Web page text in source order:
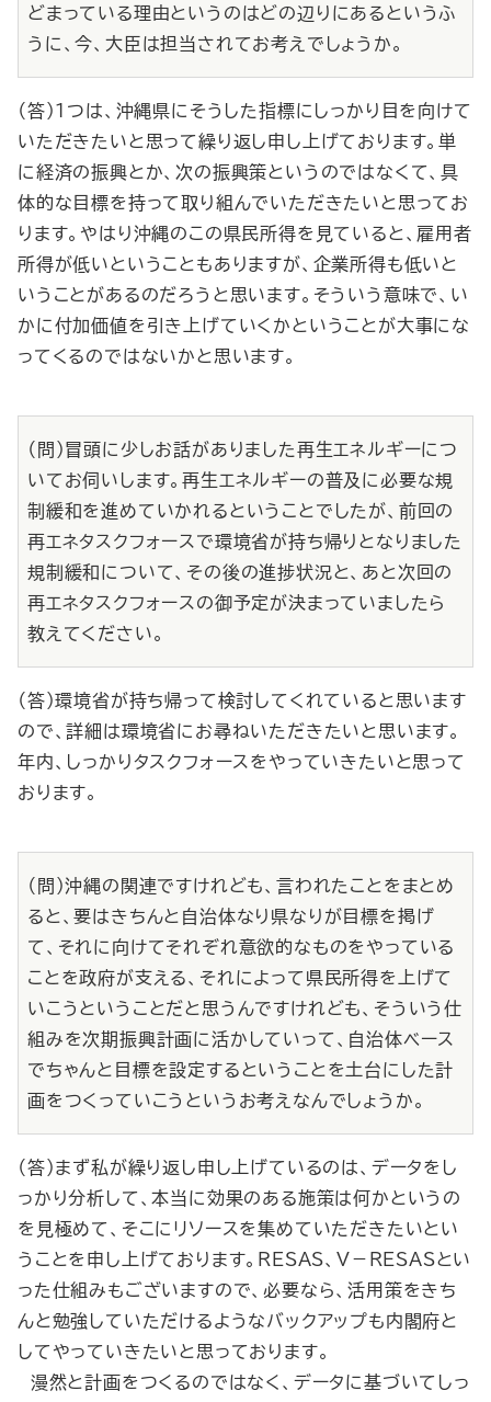
どまっている理由というのはどの辺りにあるというふ
うに、今、大臣は担当されてお考えでしょうか。
（答）１つは、沖縄県にそうした指標にしっかり目を向けて
いただきたいと思って繰り返し申し上げております。単
に経済の振興とか、次の振興策というのではなくて、具
体的な目標を持って取り組んでいただきたいと思ってお
ります。やはり沖縄のこの県民所得を見ていると、雇用者
所得が低いということもありますが、企業所得も低いと
いうことがあるのだろうと思います。そういう意味で、い
かに付加価値を引き上げていくかということが大事にな
ってくるのではないかと思います。
（問）冒頭に少しお話がありました再生エネルギーにつ
いてお伺いします。再生エネルギーの普及に必要な規
制緩和を進めていかれるということでしたが、前回の
再エネタスクフォースで環境省が持ち帰りとなりました
規制緩和について、その後の進捗状況と、あと次回の
再エネタスクフォースの御予定が決まっていましたら
教えてください。
（答）環境省が持ち帰って検討してくれていると思います
ので、詳細は環境省にお尋ねいただきたいと思います。
年内、しっかりタスクフォースをやっていきたいと思って
おります。
（問）沖縄の関連ですけれども、言われたことをまとめ
ると、要はきちんと自治体なり県なりが目標を掲げ
て、それに向けてそれぞれ意欲的なものをやっている
ことを政府が支える、それによって県民所得を上げて
いこうということだと思うんですけれども、そういう仕
組みを次期振興計画に活かしていって、自治体ベース
でちゃんと目標を設定するということを土台にした計
画をつくっていこうというお考えなんでしょうか。
（答）まず私が繰り返し申し上げているのは、データをし
っかり分析して、本当に効果のある施策は何かというの
を見極めて、そこにリソースを集めていただきたいとい
うことを申し上げております。RESAS、V－RESASとい
った仕組みもございますので、必要なら、活用策をきち
んと勉強していただけるようなバックアップも内閣府と
してやっていきたいと思っております。
漫然と計画をつくるのではなく、データに基づいてしっ